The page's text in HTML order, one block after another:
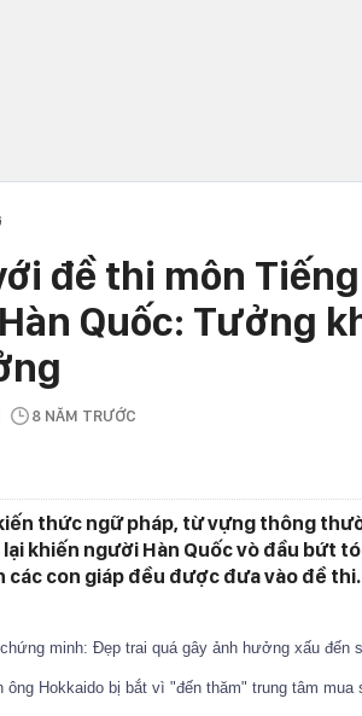
đề thi môn
Quốc: Tưởng
8 NĂM TRƯỚC
thức ngữ pháp, từ vựng thông
khiến người Hàn Quốc vò đầu bứt
các con giáp đều được đưa vào đề thi.
minh: Đẹp trai quá gây ảnh hưởng xấu đến
ông Hokkaido bị bắt vì "đến thăm" trung tâm mua